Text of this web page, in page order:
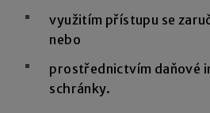
využitím přístupu se
nebo
prostřednictvím daňové
schránky.